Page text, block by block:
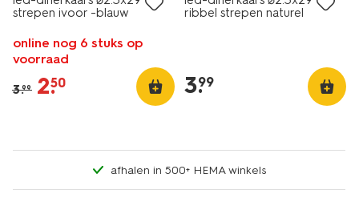
strepen ivoor -blauw
online nog 6 stuks op
voorraad
3.99 2.
50
ribbel strepen naturel
3.
99
afhalen in 500+ HEMA winkels